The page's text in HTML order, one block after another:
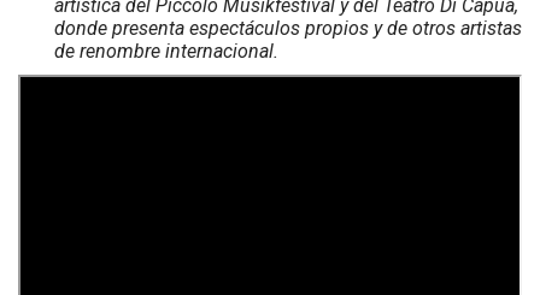
artística del Piccolo Musikfestival y del Teatro Di Capua,
donde presenta espectáculos propios y de otros artistas
de renombre internacional.